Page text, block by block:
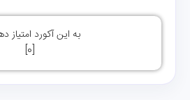
به این آکورد امتیاز
[
0
]